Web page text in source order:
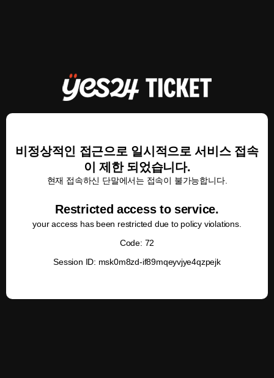
비정상적인 접근으로 일시적으로 서비스 접속
이 제한 되었습니다.
현재 접속하신 단말에서는 접속이 불가능합니다.
Restricted access to service.
your access has been restricted due to policy violations.
Code: 72
Session ID: msk0m8zd-if89mqeyvjye4qzpejk